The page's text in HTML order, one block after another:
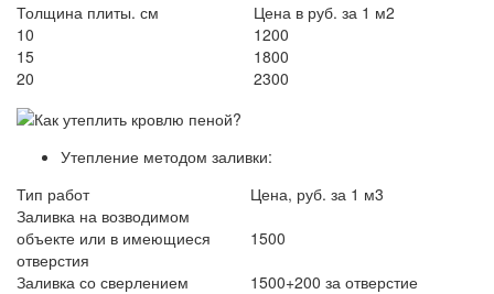
Толщина плиты. см
Цена в руб. за 1 м2
10
1200
15
1800
20
2300
Утепление методом заливки:
Тип работ
Цена, руб. за 1 м3
Заливка на возводимом
объекте или в имеющиеся
отверстия
1500
Заливка со сверлением
1500+200 за отверстие